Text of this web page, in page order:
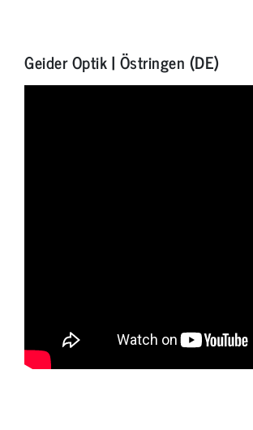
Geider Optik | Östringen (DE)